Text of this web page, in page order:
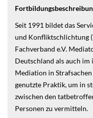
Seit 1991 bildet das
und Konfliktschlichtung
Fachverband e.V.
Deutschland als auch
Mediation in
genutzte Praktik, um in
zwischen den
Personen zu vermitteln.